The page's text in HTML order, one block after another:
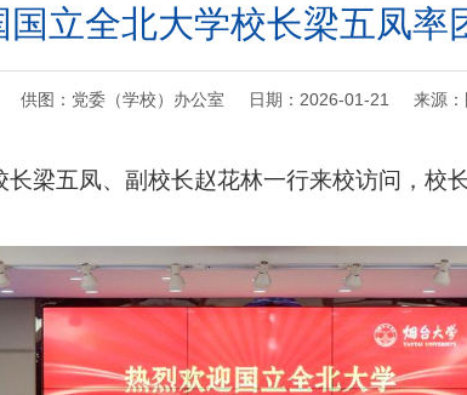
国立全北大学校长梁五凤率
供图：党委（学校）办公室 日期：2026-01-21 来源：
长梁五凤、副校长赵花林一行来校访问，